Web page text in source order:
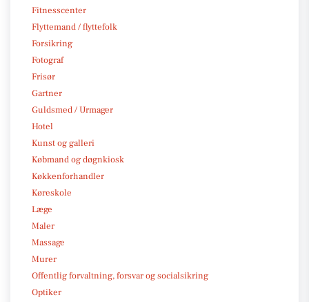
Fitnesscenter
Flyttemand / flyttefolk
Forsikring
Fotograf
Frisør
Gartner
Guldsmed / Urmager
Hotel
Kunst og galleri
Købmand og døgnkiosk
Køkkenforhandler
Køreskole
Læge
Maler
Massage
Murer
Offentlig forvaltning, forsvar og socialsikring
Optiker